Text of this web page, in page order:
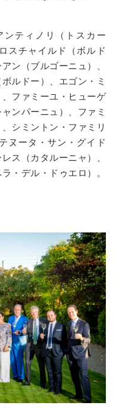
ティノリ（トスカー
スチャイルド（ボルド
ン（ブルゴーニュ）、
ルドー）、エゴン・ミ
ファミーユ・ヒューゲ
ンパーニュ）、ファミ
シミントン・ファミリ
ヌータ・サン・グイド
ス（カタルーニャ）、
・デル・ドゥエロ）。